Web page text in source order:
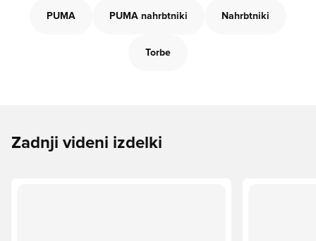
PUMA PUMA nahrbtniki Nahrbtniki
Torbe
Zadnji videni izdelki